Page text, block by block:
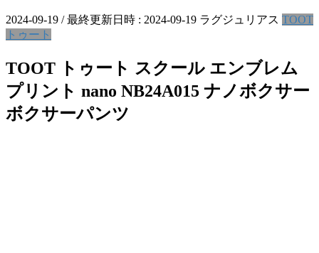
2024-09-19 / 最終更新日時 : 2024-09-19 ラグジュリアス TOOT
トゥート
TOOT トゥート スクール エンブレム
プリント nano NB24A015 ナノボクサー
ボクサーパンツ